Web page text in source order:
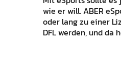
wie er will. ABER
oder lang zu einer
DFL werden, und da